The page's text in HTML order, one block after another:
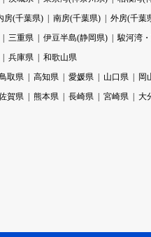
房(千葉県) 南房(千葉県) 外房(千葉
三重県 伊豆半島(静岡県)
駿河湾
兵庫県
和歌山県
取県 高知県 愛媛県 山口県 岡
賀県 熊本県 長崎県 宮崎県 大